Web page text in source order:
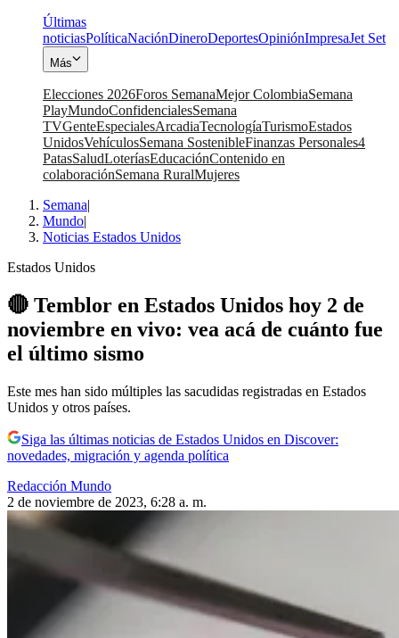
Últimas
noticiasPolíticaNaciónDineroDeportesOpiniónImpresaJet Set
Más
Elecciones 2026Foros SemanaMejor ColombiaSemana
PlayMundoConfidencialesSemana
TVGenteEspecialesArcadiaTecnologíaTurismoEstados
UnidosVehículosSemana SostenibleFinanzas Personales4
PatasSaludLoteríasEducaciónContenido en
colaboraciónSemana RuralMujeres
Semana|
Mundo|
Noticias Estados Unidos
Estados Unidos
🔴 Temblor en Estados Unidos hoy 2 de
noviembre en vivo: vea acá de cuánto fue
el último sismo
Este mes han sido múltiples las sacudidas registradas en Estados
Unidos y otros países.
Siga las últimas noticias de Estados Unidos en Discover:
novedades, migración y agenda política
Redacción Mundo
2 de noviembre de 2023, 6:28 a. m.